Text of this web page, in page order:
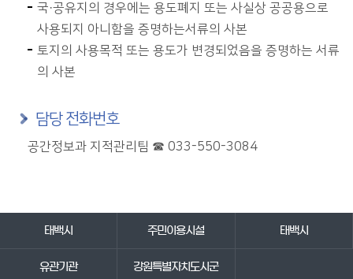
국·공유지의 경우에는 용도폐지 또는 사실상 공공용으로
사용되지 아니함을 증명하는서류의 사본
토지의 사용목적 또는 용도가 변경되었음을 증명하는 서류
의 사본
담당 전화번호
공간정보과 지적관리팀 ☎ 033-550-3084
태백시 주민이용시설 태백시
유관기관 강원특별자치도시군